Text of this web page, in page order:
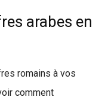
arabes en
romains à vos
comment